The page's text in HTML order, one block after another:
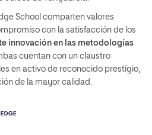
School comparten valores
con la satisfacción de los
innovación en las metodologías
cuentan con un claustro
en activo de reconocido prestigio,
de la mayor calidad.